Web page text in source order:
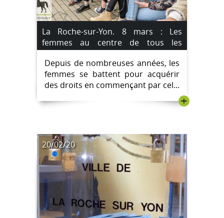
La Roche-sur-Yon. 8 mars : Les
femmes au centre de tous les
intérêts.
Depuis de nombreuses années, les
femmes se battent pour acquérir
des droits en commençant par cel...
+
20/02/20